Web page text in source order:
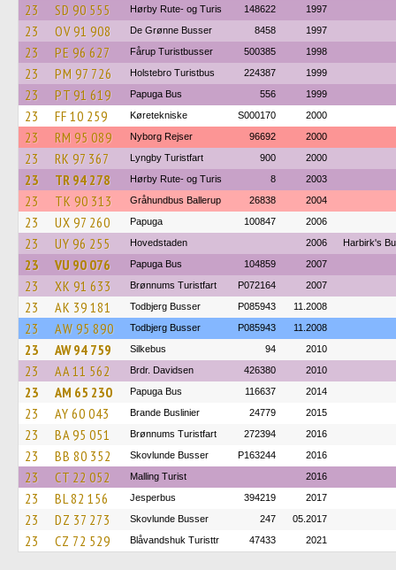
23 SD 90 555 Hørby Rute- og Turis 148622 1997
23 OV 91 908 De Grønne Busser 8458 1997
23 PE 96 627 Fårup Turistbusser 500385 1998
23 PM 97 726 Holstebro Turistbus 224387 1999
23 PT 91 619 Papuga Bus 556 1999
23 FF 10 259 Køretekniske S000170 2000
23 RM 95 089 Nyborg Rejser 96692 2000
23 RK 97 367 Lyngby Turistfart 900 2000
23 TR 94 278 Hørby Rute- og Turis 8 2003
23 TK 90 313 Gråhundbus Ballerup 26838 2004
23 UX 97 260 Papuga 100847 2006
23 UY 96 255 Hovedstaden 2006 Harbirk's
23 VU 90 076 Papuga Bus 104859 2007
23 XK 91 633 Brønnums Turistfart P072164 2007
23 AK 39 181 Todbjerg Busser P085943 11.2008
23 AW 95 890 Todbjerg Busser P085943 11.2008
23 AW 94 759 Silkebus 94 2010
23 AA 11 562 Brdr. Davidsen 426380 2010
23 AM 65 230 Papuga Bus 116637 2014
23 AY 60 043 Brande Buslinier 24779 2015
23 BA 95 051 Brønnums Turistfart 272394 2016
23 BB 80 352 Skovlunde Busser P163244 2016
23 CT 22 052 Malling Turist 2016
23 BL 82 156 Jesperbus 394219 2017
23 DZ 37 273 Skovlunde Busser 247 05.2017
23 CZ 72 529 Blåvandshuk Turisttr 47433 2021